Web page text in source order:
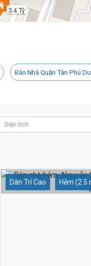
3.4 Tỷ
Bán Nhà Quận Tân Phú
Diện tích
Dân Trí Cao Hẻm (2.5